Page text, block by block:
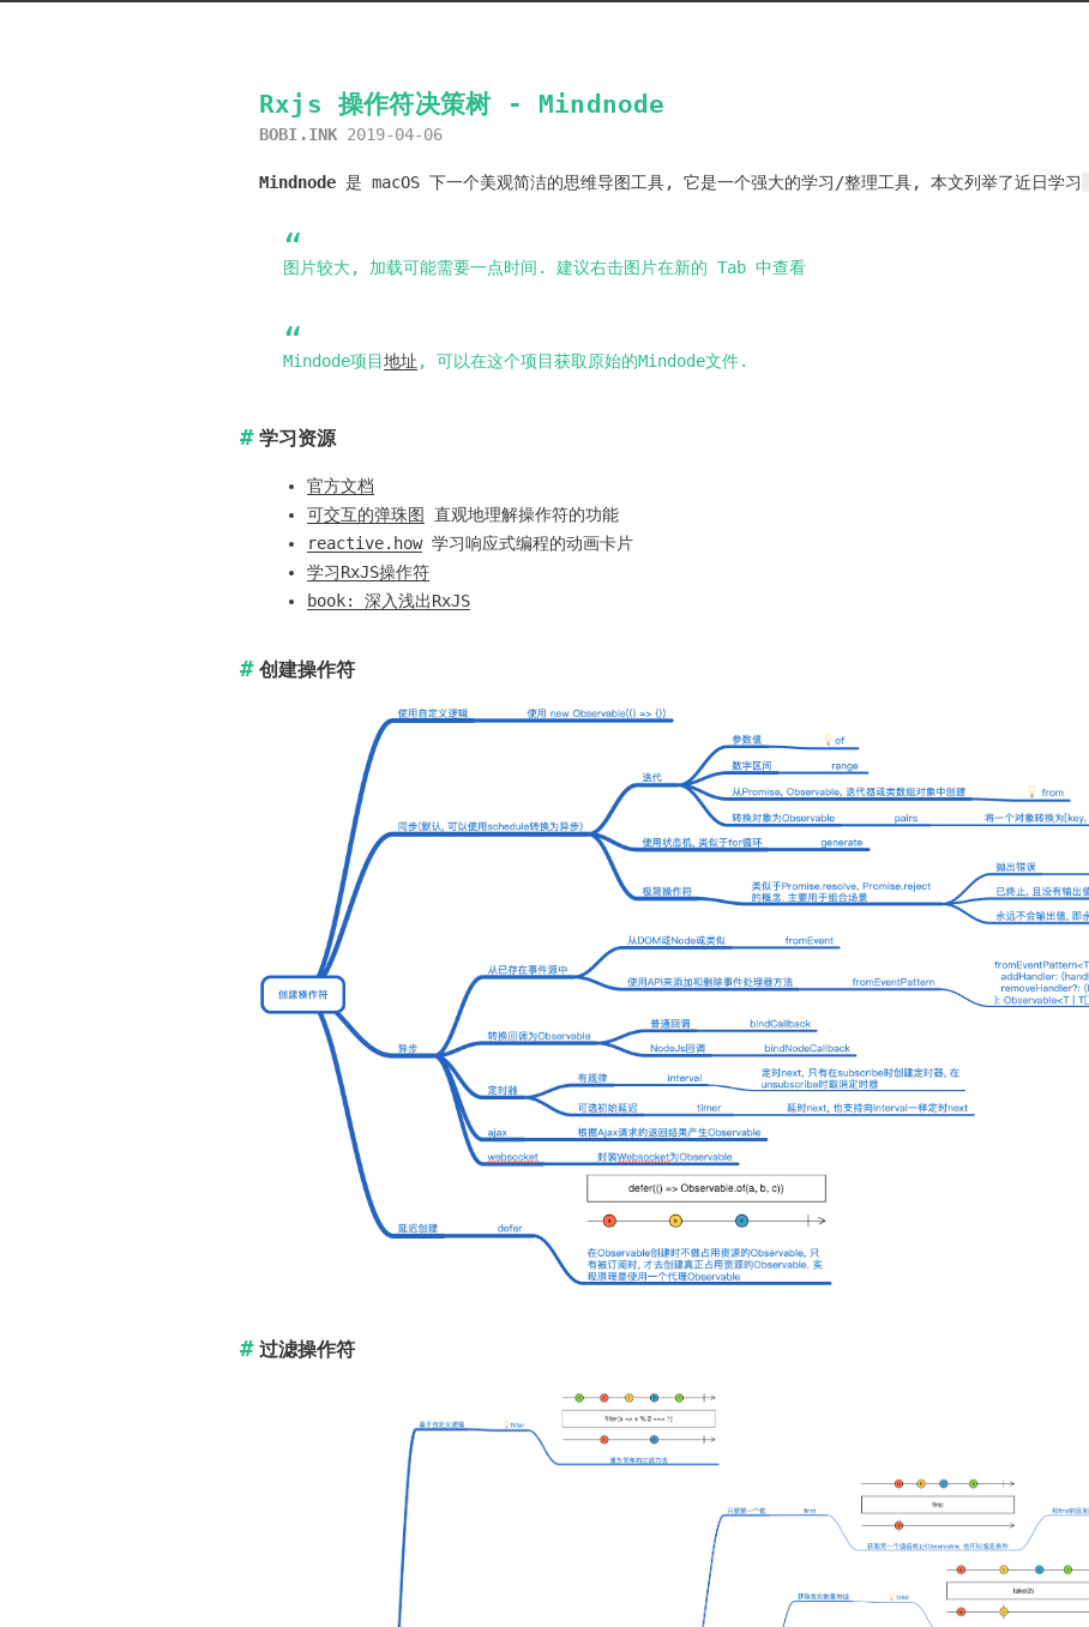
Rxjs 操作符决策树 - Mindnode
BOBI.INK 2019-04-06
Mindnode 是 macOS 下一个美观简洁的思维导图工具, 它是一个强大的学习/整理工具, 本文列举了近日学习
图片较大, 加载可能需要一点时间. 建议右击图片在新的 Tab 中查看
Mindode项目地址 , 可以在这个项目获取原始的Mindode文件.
学习资源
官方文档
可交互的弹珠图
直观地理解操作符的功能
reactive.how学习响应式编程的动画卡片
学习RxJS操作符
book: 深入浅出RxJS
创建操作符
过滤操作符